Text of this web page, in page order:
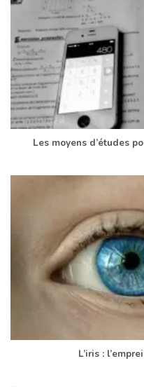
Les moyens d’études
L’iris :